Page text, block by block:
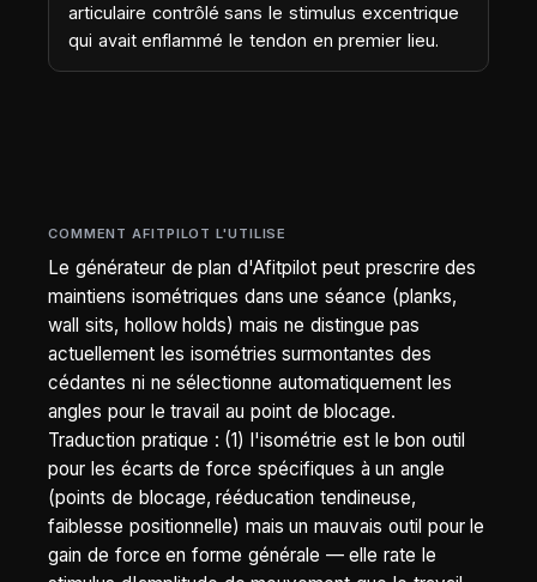
articulaire contrôlé sans le stimulus excentrique
qui avait enflammé le tendon en premier lieu.
COMMENT AFITPILOT L'UTILISE
Le générateur de plan d'Afitpilot peut prescrire des
maintiens isométriques dans une séance (planks,
wall sits, hollow holds) mais ne distingue pas
actuellement les isométries surmontantes des
cédantes ni ne sélectionne automatiquement les
angles pour le travail au point de blocage.
Traduction pratique : (1) l'isométrie est le bon outil
pour les écarts de force spécifiques à un angle
(points de blocage, rééducation tendineuse,
faiblesse positionnelle) mais un mauvais outil pour le
gain de force en forme générale — elle rate le